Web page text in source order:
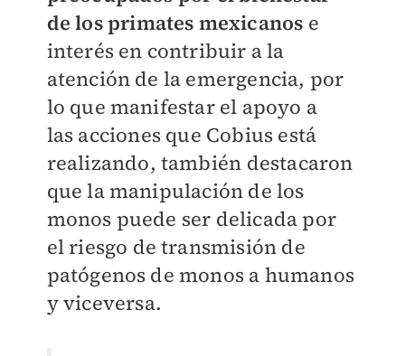
de los primates mexicanos e
interés en contribuir a la
atención de la emergencia, por
lo que manifestar el apoyo a
las acciones que Cobius está
realizando, también destacaron
que la manipulación de los
monos puede ser delicada por
el riesgo de transmisión de
patógenos de monos a humanos
y viceversa.